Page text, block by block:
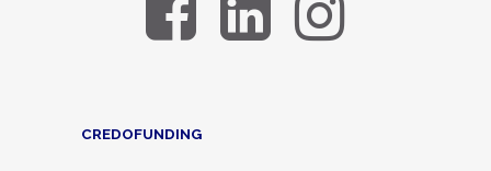
CREDOFUNDING